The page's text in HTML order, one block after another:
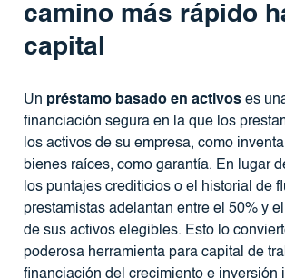
camino más rápido
capital
Un préstamo basado en activoses
financiación segura en la que los
los activos de su empresa, como
bienes raíces, como garantía. En lugar
los puntajes crediticios o el historial de
prestamistas adelantan entre el 50% y
de sus activos elegibles. Esto lo
poderosa herramienta para capital de
financiación del crecimiento e inversión